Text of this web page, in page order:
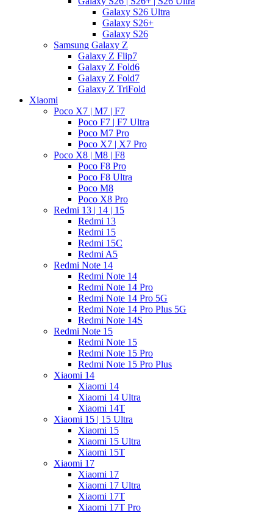
Galaxy S26 Ultra
Galaxy S26+
Galaxy S26
Samsung Galaxy Z
Galaxy Z Flip7
Galaxy Z Fold6
Galaxy Z Fold7
Galaxy Z TriFold
Xiaomi
Poco X7 | M7 | F7
Poco F7 | F7 Ultra
Poco M7 Pro
Poco X7 | X7 Pro
Poco X8 | M8 | F8
Poco F8 Pro
Poco F8 Ultra
Poco M8
Poco X8 Pro
Redmi 13 | 14 | 15
Redmi 13
Redmi 15
Redmi 15C
Redmi A5
Redmi Note 14
Redmi Note 14
Redmi Note 14 Pro
Redmi Note 14 Pro 5G
Redmi Note 14 Pro Plus 5G
Redmi Note 14S
Redmi Note 15
Redmi Note 15
Redmi Note 15 Pro
Redmi Note 15 Pro Plus
Xiaomi 14
Xiaomi 14
Xiaomi 14 Ultra
Xiaomi 14T
Xiaomi 15 | 15 Ultra
Xiaomi 15
Xiaomi 15 Ultra
Xiaomi 15T
Xiaomi 17
Xiaomi 17
Xiaomi 17 Ultra
Xiaomi 17T
Xiaomi 17T Pro